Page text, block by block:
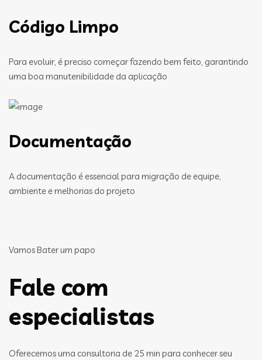
Código Limpo
Para evoluir, é preciso começar fazendo bem feito, garantindo
uma boa manutenibilidade da aplicação
Documentação
A documentação é essencial para migração de equipe,
ambiente e melhorias do projeto
Vamos Bater um papo
Fale com
especialistas
Oferecemos uma consultoria de 25 min para conhecer seu